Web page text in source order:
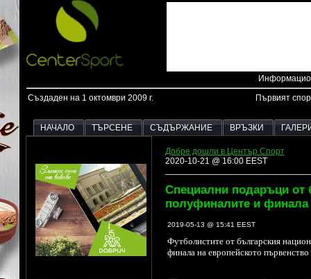
Създаден на 1 октомври 2009 г. Първият
НАЧАЛО ТЪРСЕНЕ СЪДЪРЖАНИЕ ВРЪЗКИ
Добре дошли в Център Спорт
2020-10-21 @ 16:00 EEST
Специални подаръци от
полуфиналите и финала
2019-05-13 @ 15:41 EEST
Футболистите от българския
финала на европейското